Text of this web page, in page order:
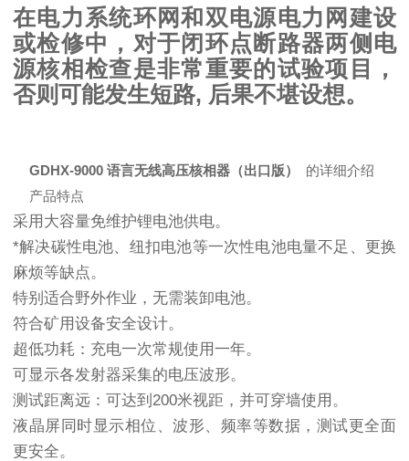
在电力系统环网和双电源电力网建设
或检修中，对于闭环点断路器两侧电
源核相检查是非常重要的试验项目，
否则可能发生短路, 后果不堪设想。
GDHX-9000 语言无线高压核相器（出口版）
的详细介绍
产品特点
采用大容量免维护锂电池供电。
*解决碳性电池、纽扣电池等一次性电池电量不足、更换
麻烦等缺点。
特别适合野外作业，无需装卸电池。
符合矿用设备安全设计。
超低功耗：充电一次常规使用一年。
可显示各发射器采集的电压波形。
测试距离远：可达到200米视距，并可穿墙使用。
液晶屏同时显示相位、波形、频率等数据，测试更全面
更安全。